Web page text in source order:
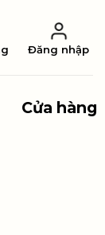
Đăng nhập
Cửa hàng